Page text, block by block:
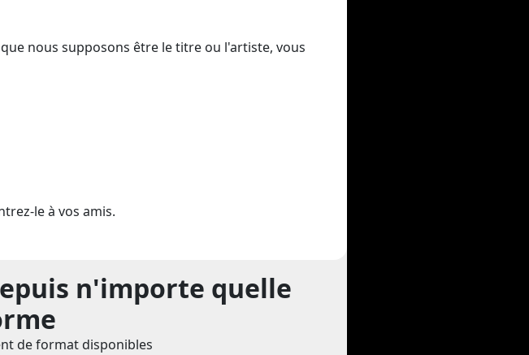
nous supposons être le titre ou l'artiste, vous
le à vos amis.
n'importe quelle
de format disponibles